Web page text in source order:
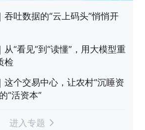
吞吐数据的“云上码头”悄悄开
从“看见”到“读懂”，用大模型重
检
这个交易中心，让农村“沉睡资
“活资本”
进入专题